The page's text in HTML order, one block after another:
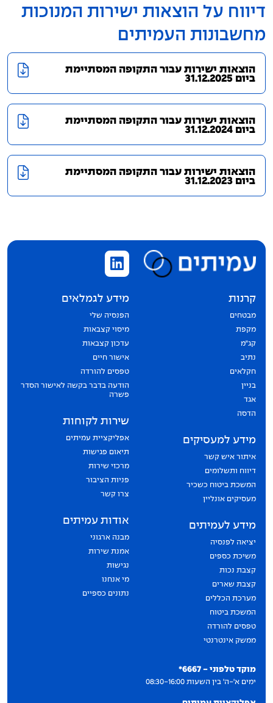
דיווח על הוצאות ישירות המנוכות
מחשבונות העמיתים
הוצאות ישירות עבור התקופה המסתיימת
ביום 31.12.2025
הוצאות ישירות עבור התקופה המסתיימת
ביום 31.12.2024
הוצאות ישירות עבור התקופה המסתיימת
ביום 31.12.2023
מוקד טלפוני - 6667*
ימים א'-ה' בין השעות 08:30-16:00
קרנות
מבטחים
מקפת
קג״מ
נתיב
חקלאים
בניין
אגד
הדסה
מידע למעסיקים
איתור איש קשר
דיווח ותשלומים
המשכת ביטוח כשכיר
מעסיקים אונליין
מידע לעמיתים
יציאה לפנסיה
משיכת כספים
קצבת נכות
קצבת שארים
מערכת הכללים
המשכת ביטוח
טפסים להורדה
ממשק אינטרנטי
מידע לגמלאים
הפנסיה שלי
מיסוי קצבאות
עדכון קצבאות
אישור חיים
טפסים להורדה
הודעה בדבר בקשה לאישור הסדר
פשרה
שירות לקוחות
אפליקציית עמיתים
תיאום פגישות
מרכזי שירות
פניות הציבור
צרו קשר
אודות עמיתים
מבנה ארגוני
אמנת שירות
נגישות
מי אנחנו
נתונים כספיים